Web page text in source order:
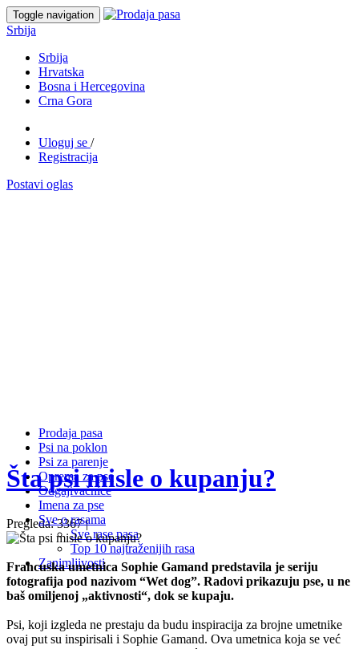
Toggle navigation
Srbija
Srbija
Hrvatska
Bosna i Hercegovina
Crna Gora
Uloguj se /
Registracija
Postavi oglas
Prodaja pasa
Psi na poklon
Psi za parenje
Oprema za pse
Odgajivačnice
Imena za pse
Sve o rasama
Sve rase pasa
Top 10 najtraženijih rasa
Zanimljivosti
Šta psi misle o kupanju?
Pregleda: 3367 |
Francuska umetnica Sophie Gamand predstavila je seriju
fotografija pod nazivom “Wet dog”. Radovi prikazuju pse, u ne
baš omiljenoj „aktivnosti“, dok se kupaju.
Psi, koji izgleda ne prestaju da budu inspiracija za brojne umetnike
ovaj put su inspirisali i Sophie Gamand. Ova umetnica koja se već